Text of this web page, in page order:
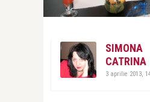
SIMONA
CATRINA
3 aprilie 2013,